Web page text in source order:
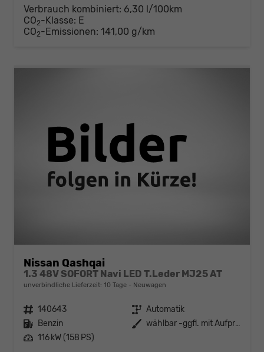
Verbrauch kombiniert: 6,30 l/100km
CO2-Klasse: E
CO2-Emissionen: 141,00 g/km
Nissan Qashqai
1.3 48V SOFORT Navi LED T.Leder MJ25 AT
unverbindliche Lieferzeit: 10 Tage Neuwagen
Fahrzeugnr. 140643 Getriebe Automatik
Kraftstoff Benzin Außenfarbe
wählbar -ggfl. mit Aufpreis-
Leistung 116 kW (158 PS)